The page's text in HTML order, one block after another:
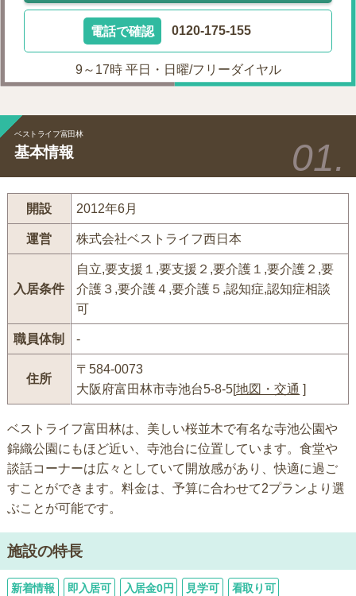
電話で確認 0120-175-155
9～17時 平日・日曜/フリーダイヤル
ベストライフ富田林
基本情報
開設 2012年6月
運営 株式会社ベストライフ西日本
入居条件
自立,要支援１,要支援２,要介護１,要介護２,要
介護３,要介護４,要介護５,認知症,認知症相談
可
職員体制 -
住所
〒584-0073
大阪府富田林市寺池台5-8-5[地図・交通 ]
ベストライフ富田林は、美しい桜並木で有名な寺池公園や
錦織公園にもほど近い、寺池台に位置しています。食堂や
談話コーナーは広々としていて開放感があり、快適に過ご
すことができます。料金は、予算に合わせて2プランより選
ぶことが可能です。
施設の特長
新着情報 即入居可 入居金0円 見学可 看取り可